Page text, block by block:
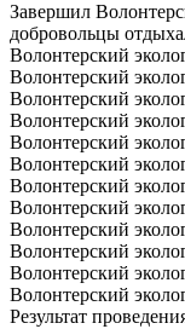
Завершил
добровольцы
Волонтерский
Волонтерский
Волонтерский
Волонтерский
Волонтерский
Волонтерский
Волонтерский
Волонтерский
Волонтерский
Волонтерский
Волонтерский
Волонтерский
Результат